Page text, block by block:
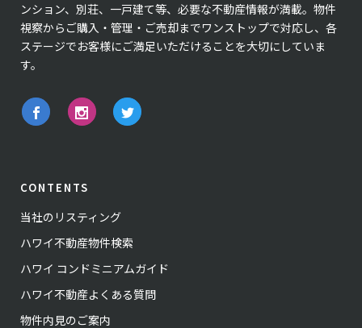
ンション、別荘、一戸建て等、必要な不動産情報が満載。物件
視察からご購入・管理・ご売却までワンストップで対応し、各
ステージでお客様にご満足いただけることを大切にしていま
す。
CONTENTS
当社のリスティング
ハワイ不動産物件検索
ハワイ コンドミニアムガイド
ハワイ不動産よくある質問
物件内見のご案内